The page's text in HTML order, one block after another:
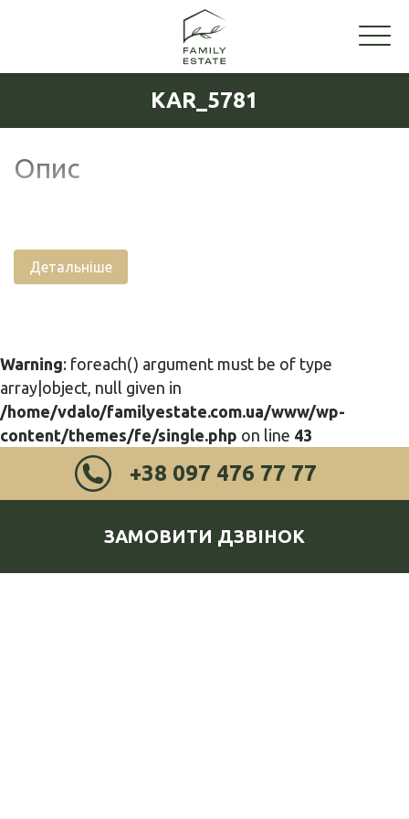
KAR_5781
Опис
Детальніше
Warning: foreach() argument must be of type
array|object, null given in
/home/vdalo/familyestate.com.ua/www/wp-
content/themes/fe/single.php on line 43
+38 097 476 77 77
ЗАМОВИТИ ДЗВІНОК